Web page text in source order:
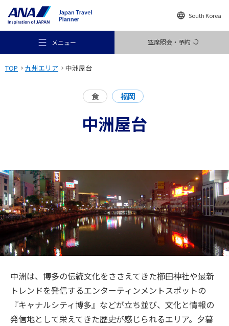
South Korea
メニュー 空席照会・予約
行き先
旅のお役立ち情報
閉じる
TOP 九州エリア 中洲屋台
食 福岡
中洲屋台
中洲は、博多の伝統文化をささえてきた櫛田神社や最新
トレンドを発信するエンターティンメントスポットの
『キャナルシティ博多』などが立ち並び、文化と情報の
発信地として栄えてきた歴史が感じられるエリア。夕暮